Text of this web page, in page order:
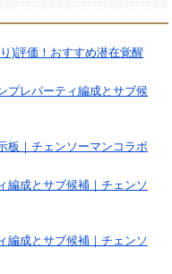
)評価！おすすめ潜在覚醒
プレパーティ編成とサブ候
板｜チェンソーマンコラボ
編成とサブ候補｜チェンソ
編成とサブ候補｜チェンソ